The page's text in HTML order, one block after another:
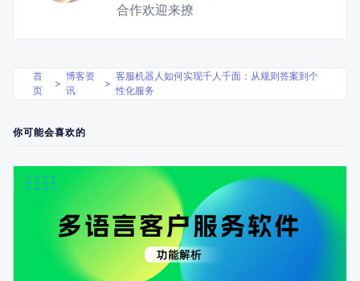
合作欢迎来撩
首
页
>
博客资
讯
>
客服机器人如何实现千人千面：从规则答案到个
性化服务
你可能会喜欢的